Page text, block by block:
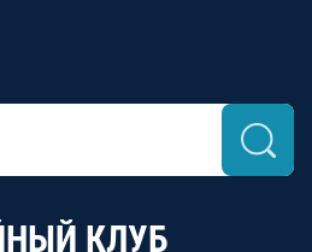
КЛУБ